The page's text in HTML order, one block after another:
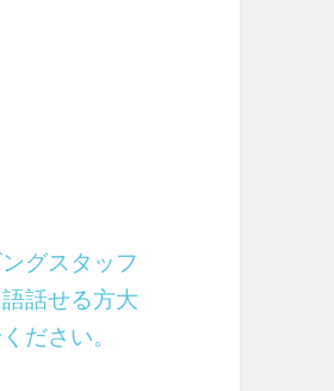
グスタッフ
話せる方大
ださい。